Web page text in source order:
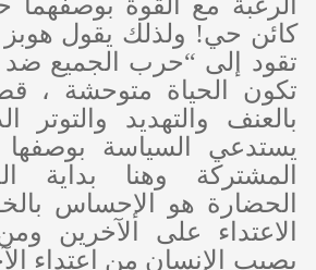
كائن حي! ولذلك يقول هوبز
تقود إلى “حرب الجميع ضد
تكون الحياة متوحشة ،
بالعنف والتهديد والتوتر
يستدعي السياسة بوصفها
المشتركة وهنا بداية
الحضارة هو الإحساس
الاعتداء على الآخرين
يصيب الإنسان من اعتداء